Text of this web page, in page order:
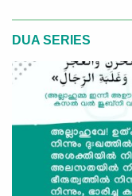
DUA SERIES